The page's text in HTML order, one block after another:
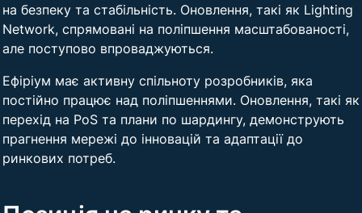
на безпеку та стабільність. Оновлення, такі як Lighting
Network, спрямовані на поліпшення масштабованості,
але поступово впроваджуються.
Ефіріум має активну спільноту розробників, яка
постійно працює над поліпшеннями. Оновлення, такі як
перехід на PoS та плани по шардингу, демонструють
прагнення мережі до інновацій та адаптації до
ринкових потреб.